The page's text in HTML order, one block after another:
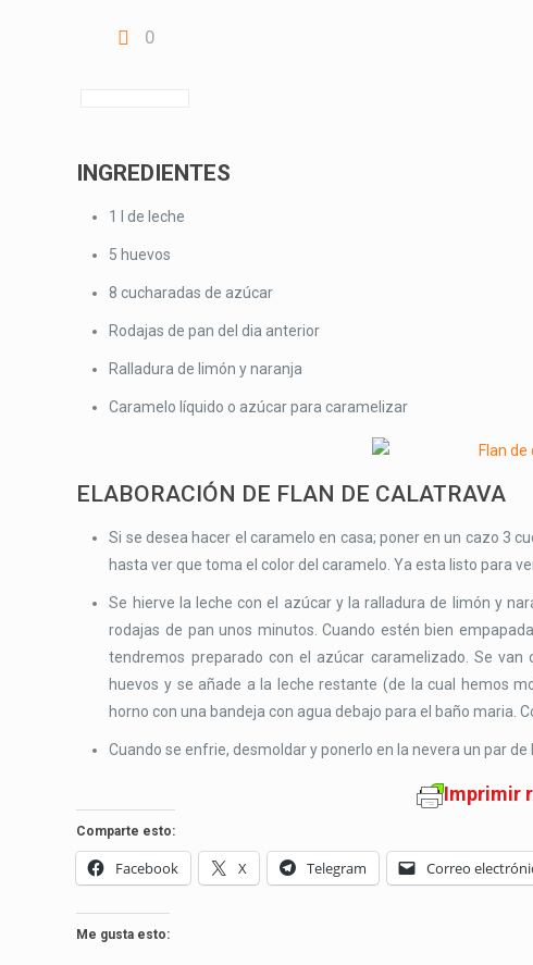
0
INGREDIENTES
1 l de leche
5 huevos
8 cucharadas de azúcar
Rodajas de pan del dia anterior
Ralladura de limón y naranja
Caramelo líquido o azúcar para caramelizar
ELABORACIÓN DE FLAN DE CALATRAVA
Si se desea hacer el caramelo en casa; poner en un cazo 3
hasta ver que toma el color del caramelo. Ya esta listo para
Se hierve la leche con el azúcar y la ralladura de limón y
rodajas de pan unos minutos. Cuando estén bien
tendremos preparado con el azúcar caramelizado. Se
huevos y se añade a la leche restante (de la cual hemos
horno con una bandeja con agua debajo para el baño maria.
Cuando se enfrie, desmoldar y ponerlo en la nevera un par
Imprimir
Comparte esto:
Facebook X Telegram Correo
Me gusta esto: